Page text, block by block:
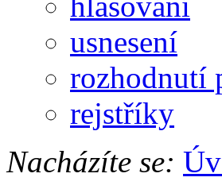
usnesení
rozhodnutí
rejstříky
Nacházíte se: